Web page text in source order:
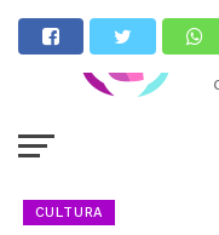
CULTURA